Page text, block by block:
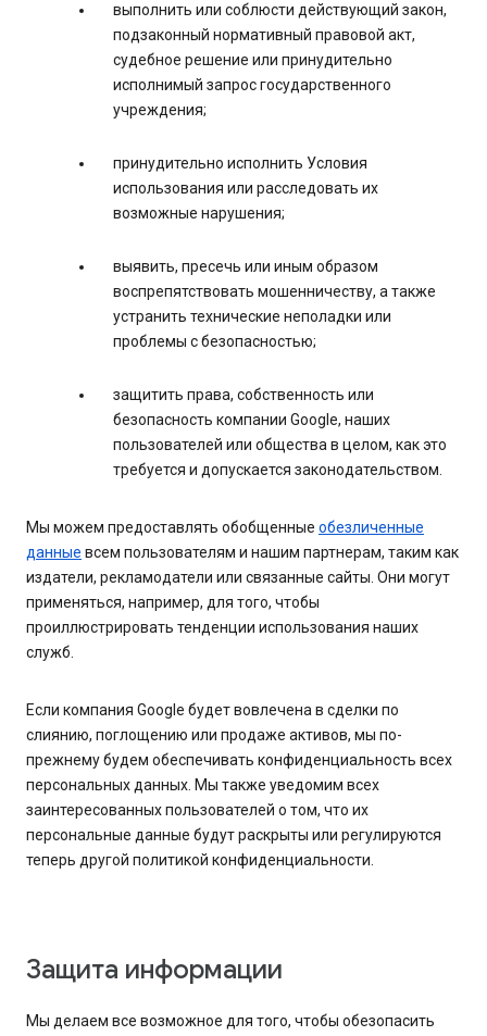
выполнить или соблюсти действующий закон,
подзаконный нормативный правовой акт,
судебное решение или принудительно
исполнимый запрос государственного
учреждения;
принудительно исполнить Условия
использования или расследовать их
возможные нарушения;
выявить, пресечь или иным образом
воспрепятствовать мошенничеству, а также
устранить технические неполадки или
проблемы с безопасностью;
защитить права, собственность или
безопасность компании Google, наших
пользователей или общества в целом, как это
требуется и допускается законодательством.
Мы можем предоставлять обобщенные обезличенные
данные всем пользователям и нашим партнерам, таким как
издатели, рекламодатели или связанные сайты. Они могут
применяться, например, для того, чтобы
проиллюстрировать тенденции использования наших
служб.
Если компания Google будет вовлечена в сделки по
слиянию, поглощению или продаже активов, мы по-
прежнему будем обеспечивать конфиденциальность всех
персональных данных. Мы также уведомим всех
заинтересованных пользователей о том, что их
персональные данные будут раскрыты или регулируются
теперь другой политикой конфиденциальности.
Защита информации
Мы делаем все возможное для того, чтобы обезопасить